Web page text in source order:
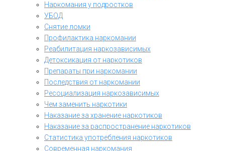
Наркомания у подростков
УБОД
Снятие ломки
Профилактика наркомании
Реабилитация наркозависимых
Детоксикация от наркотиков
Препараты при наркомании
Последствия от наркомании
Ресоциализация наркозависимых
Чем заменить наркотики
Наказание за хранение наркотиков
Наказание за распространение наркотиков
Статистика употребления наркотиков
Современная наркомания